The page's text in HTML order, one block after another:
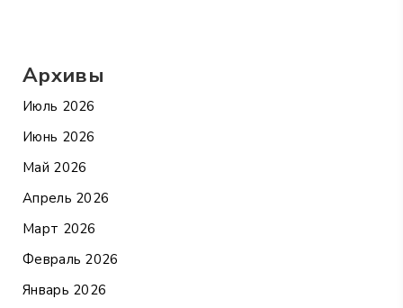
Архивы
Июль 2026
Июнь 2026
Май 2026
Апрель 2026
Март 2026
Февраль 2026
Январь 2026